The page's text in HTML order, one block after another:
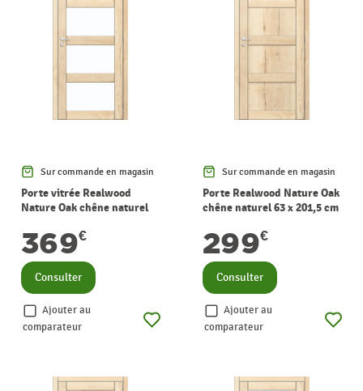
Sur commande en magasin
Porte vitrée Realwood
Nature Oak chêne naturel
THYS
369€
Consulter
Ajouter au
comparateur
Sur commande en magasin
Porte Realwood Nature Oak
chêne naturel 63 x 201,5 cm
299€
Consulter
Ajouter au
comparateur